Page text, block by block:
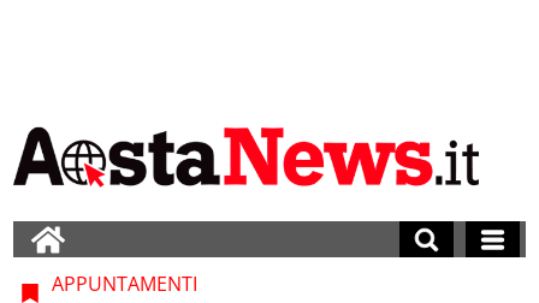
APPUNTAMENTI